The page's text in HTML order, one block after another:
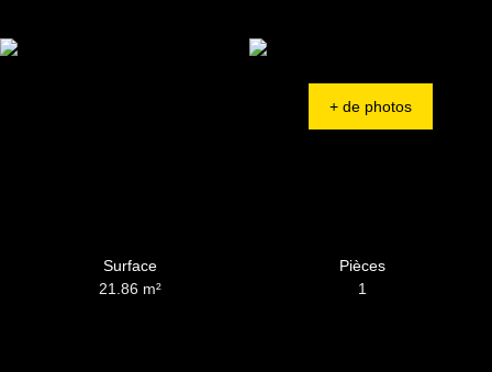
+ de photos
Surface
21.86 m²
Pièces
1